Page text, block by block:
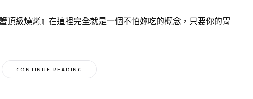
頂級燒烤』在這裡完全就是一個不怕妳吃的概念，只要你的胃
CONTINUE READING